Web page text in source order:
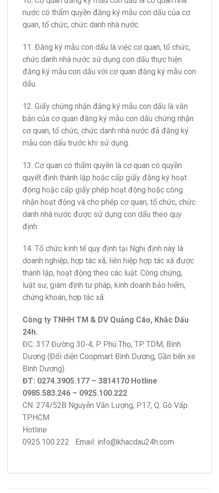
nước có thẩm quyền đăng ký mẫu con dấu của cơ
quan, tổ chức, chức danh nhà nước.
11. Đăng ký mẫu con dấu là việc cơ quan, tổ chức,
chức danh nhà nước sử dụng con dấu thực hiện
đăng ký mẫu con dấu với cơ quan đăng ký mẫu con
dấu.
12. Giấy chứng nhận đăng ký mẫu con dấu là văn
bản của cơ quan đăng ký mẫu con dấu chứng nhận
cơ quan, tổ chức, chức danh nhà nước đã đăng ký
mẫu con dấu trước khi sử dụng.
13. Cơ quan có thẩm quyền là cơ quan có quyền
quyết định thành lập hoặc cấp giấy đăng ký hoạt
động hoặc cấp giấy phép hoạt động hoặc công
nhận hoạt động và cho phép cơ quan, tổ chức, chức
danh nhà nước được sử dụng con dấu theo quy
định.
14. Tổ chức kinh tế quy định tại Nghị định này là
doanh nghiệp, hợp tác xã, liên hiệp hợp tác xã được
thành lập, hoạt động theo các luật: Công chứng,
luật sư, giám định tư pháp, kinh doanh bảo hiểm,
chứng khoán, hợp tác xã.
Công ty TNHH TM & DV Quảng Cáo, Khắc Dấu
24h.
ĐC: 317 Đường 30-4, P. Phú Thọ, TP. TDM, Bình
Dương (Đối diện Coopmart Bình Dương, Gần bến xe
Bình Dương)
ĐT: 0274.3905.177 – 3814170 Hotline
0985.583.246 – 0925.100.222
CN: 274/52B Nguyễn Văn Lượng, P.17, Q. Gò Vấp.
TP.HCM
Hotline
0925.100.222 Email: info@khacdau24h.com